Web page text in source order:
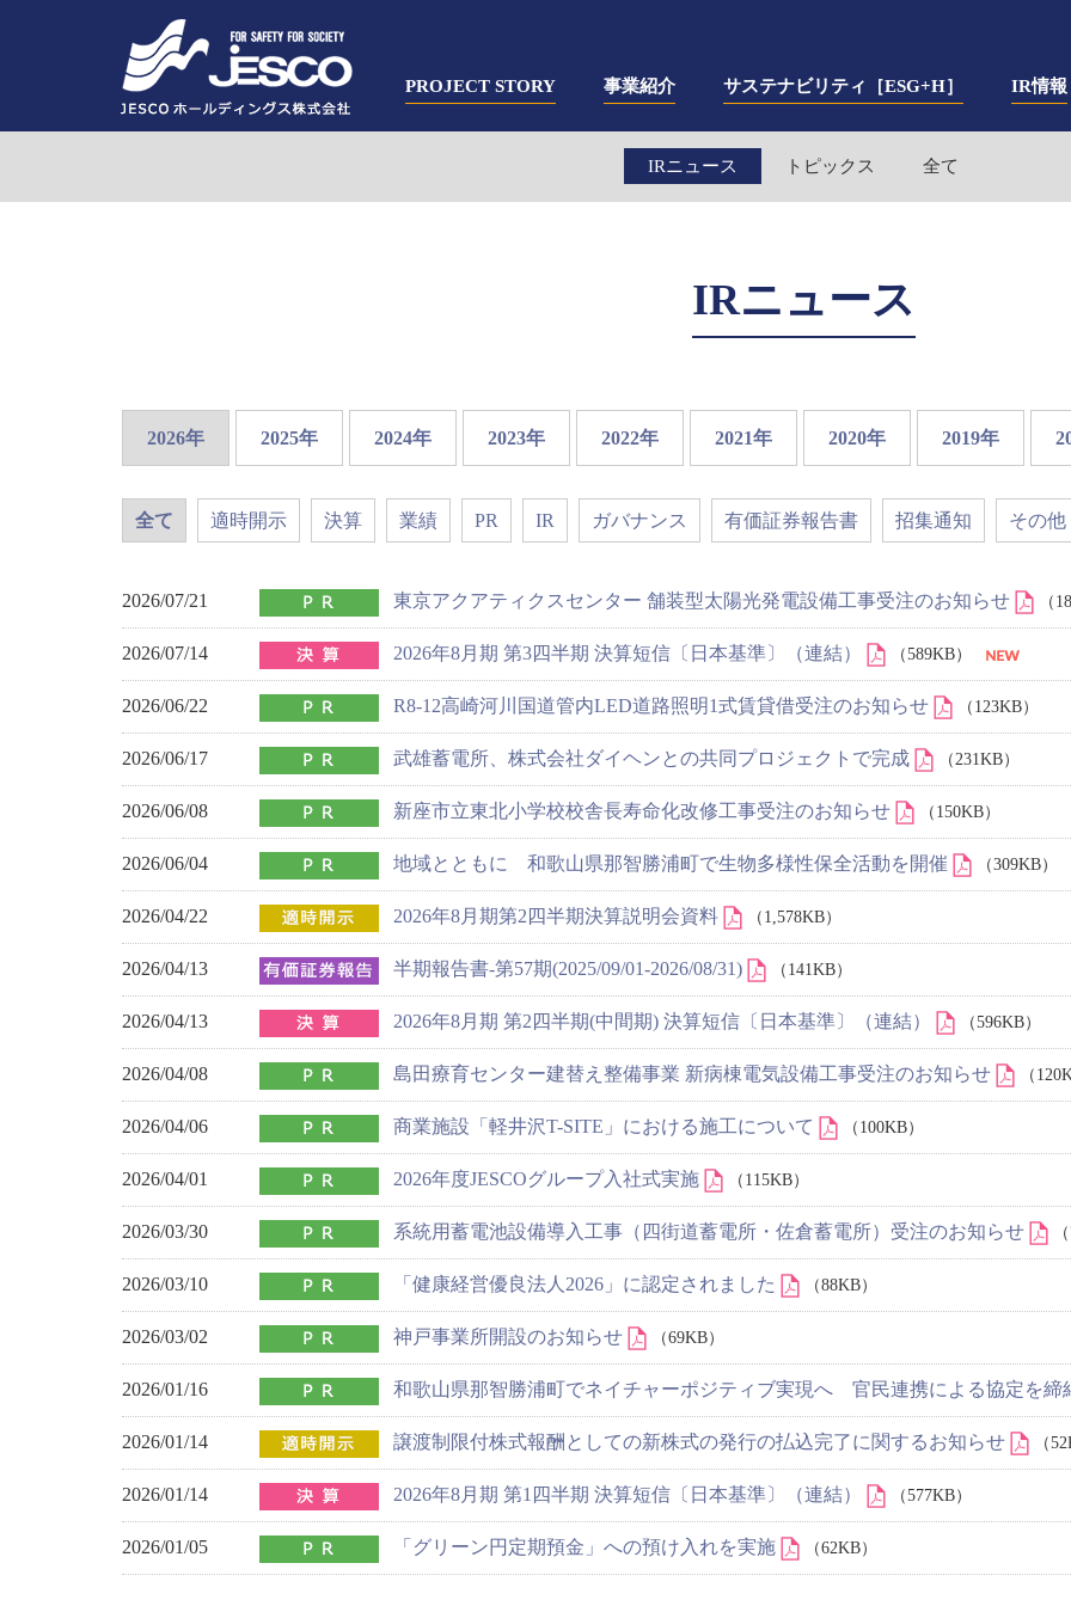
PROJECT STORY 事業紹介 サステナビリティ［ESG+H］ IR情報
全て
トピックス
IRニュース
IRニュース
2026年 2025年 2024年 2023年 2022年 2021年 2020年 2019年
全て 適時開示 決算 業績 PR IR ガバナンス 有価証券報告書 招集通知 その他
2026/07/21 東京アクアティクスセンター 舗装型太陽光発電設備工事受注のお知らせ （
2026/07/14 2026年8月期 第3四半期 決算短信〔日本基準〕（連結） （589KB）
2026/06/22 R8-12高崎河川国道管内LED道路照明1式賃貸借受注のお知らせ （123KB）
2026/06/17 武雄蓄電所、株式会社ダイヘンとの共同プロジェクトで完成 （231KB）
2026/06/08 新座市立東北小学校校舎長寿命化改修工事受注のお知らせ （150KB）
2026/06/04 地域とともに 和歌山県那智勝浦町で生物多様性保全活動を開催 （309KB）
2026/04/22 2026年8月期第2四半期決算説明会資料 （1,578KB）
2026/04/13 半期報告書-第57期(2025/09/01-2026/08/31) （141KB）
2026/04/13 2026年8月期 第2四半期(中間期) 決算短信〔日本基準〕（連結） （596KB）
2026/04/08 島田療育センター建替え整備事業 新病棟電気設備工事受注のお知らせ （
2026/04/06 商業施設「軽井沢T-SITE」における施工について （100KB）
2026/04/01 2026年度JESCOグループ入社式実施 （115KB）
2026/03/30 系統用蓄電池設備導入工事（四街道蓄電所・佐倉蓄電所）受注のお知らせ
2026/03/10 「健康経営優良法人2026」に認定されました （88KB）
2026/03/02 神戸事業所開設のお知らせ （69KB）
2026/01/16 和歌山県那智勝浦町でネイチャーポジティブ実現へ 官民連携による協定を締
2026/01/14 譲渡制限付株式報酬としての新株式の発行の払込完了に関するお知らせ （
2026/01/14 2026年8月期 第1四半期 決算短信〔日本基準〕（連結） （577KB）
2026/01/05 「グリーン円定期預金」への預け入れを実施 （62KB）